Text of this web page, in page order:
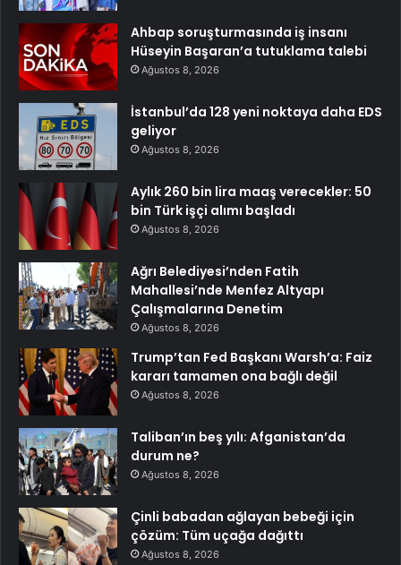
Ahbap soruşturmasında iş insanı
Hüseyin Başaran’a tutuklama talebi
Ağustos 8, 2026
İstanbul’da 128 yeni noktaya daha EDS
geliyor
Ağustos 8, 2026
Aylık 260 bin lira maaş verecekler: 50
bin Türk işçi alımı başladı
Ağustos 8, 2026
Ağrı Belediyesi’nden Fatih
Mahallesi’nde Menfez Altyapı
Çalışmalarına Denetim
Ağustos 8, 2026
Trump’tan Fed Başkanı Warsh’a: Faiz
kararı tamamen ona bağlı değil
Ağustos 8, 2026
Taliban’ın beş yılı: Afganistan’da
durum ne?
Ağustos 8, 2026
Çinli babadan ağlayan bebeği için
çözüm: Tüm uçağa dağıttı
Ağustos 8, 2026